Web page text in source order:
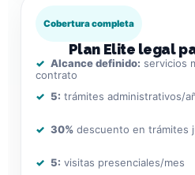
Cobertura completa
Plan Elite legal
Alcance definido: servicios
contrato
5: trámites administrativos/
30% descuento en trámites
5: visitas presenciales/mes